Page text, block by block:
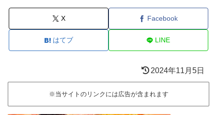
X Facebook
はてブ LINE
2024年11月5日
※当サイトのリンクには広告が含まれます